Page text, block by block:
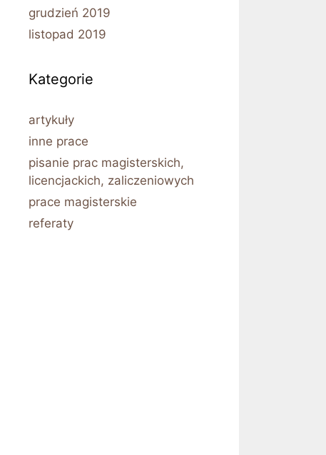
grudzień 2019
listopad 2019
Kategorie
artykuły
inne prace
pisanie prac magisterskich,
licencjackich, zaliczeniowych
prace magisterskie
referaty